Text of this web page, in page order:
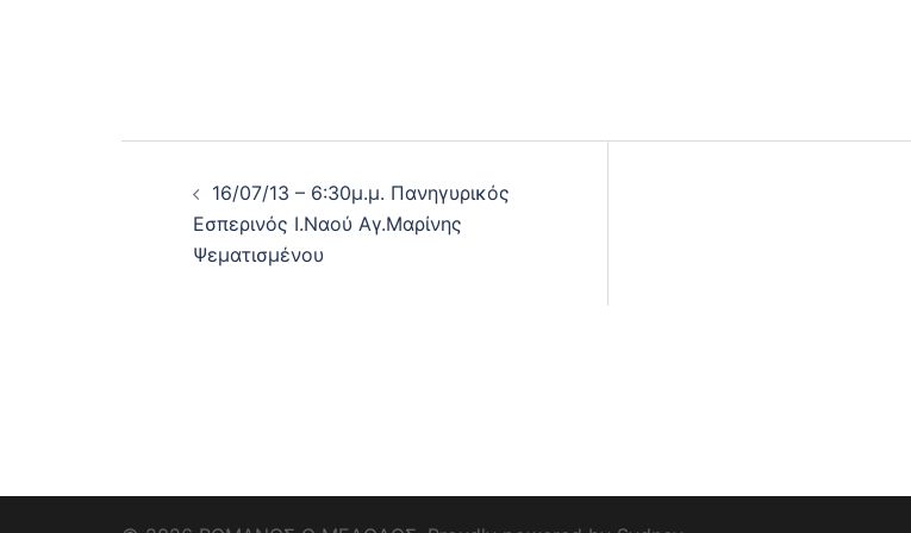
navigation
16/07/13 – 6:30μ.μ. Πανηγυρικός
Εσπερινός Ι.Ναού Αγ.Μαρίνης
Ψεματισμένου